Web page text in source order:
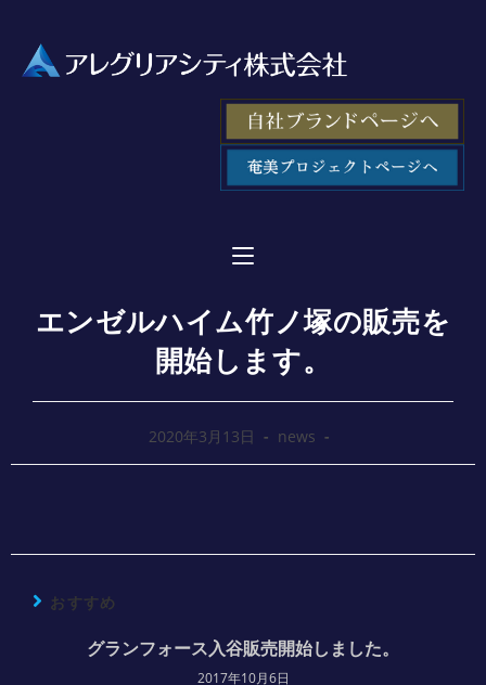
エンゼルハイム竹ノ塚の販売を
開始します。
2020年3月13日 news
おすすめ
グランフォース入谷販売開始しました。
2017年10月6日